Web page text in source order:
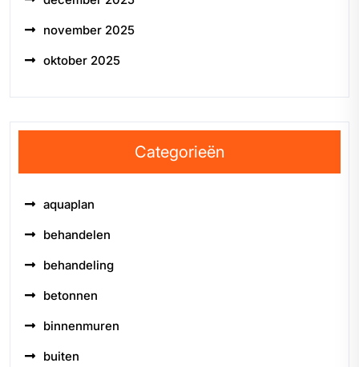
november 2025
oktober 2025
Categorieën
aquaplan
behandelen
behandeling
betonnen
binnenmuren
buiten